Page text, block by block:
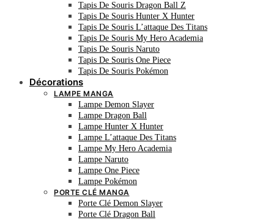
Tapis De Souris Dragon Ball Z
Tapis De Souris Hunter X Hunter
Tapis De Souris L’attaque Des Titans
Tapis De Souris My Hero Academia
Tapis De Souris Naruto
Tapis De Souris One Piece
Tapis De Souris Pokémon
Décorations
LAMPE MANGA
Lampe Demon Slayer
Lampe Dragon Ball
Lampe Hunter X Hunter
Lampe L’attaque Des Titans
Lampe My Hero Academia
Lampe Naruto
Lampe One Piece
Lampe Pokémon
PORTE CLÉ MANGA
Porte Clé Demon Slayer
Porte Clé Dragon Ball